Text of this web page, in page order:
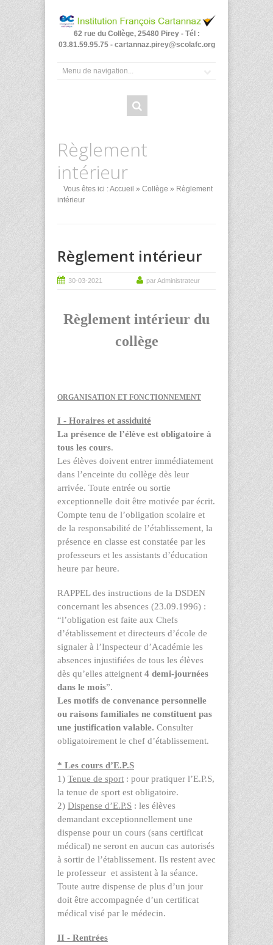
62 rue du Collège, 25480 Pirey - Tél :
03.81.59.95.75 - cartannaz.pirey@scolafc.org
Règlement
intérieur
Vous êtes ici :Accueil » Collège » Règlement
intérieur
Règlement intérieur
30-03-2021 par Administrateur
Règlement intérieur du
collège
ORGANISATION ET FONCTIONNEMENT
I - Horaires et assiduité
La présence de l’élève est obligatoire à
tous les cours.
Les élèves doivent entrer immédiatement
dans l’enceinte du collège dès leur
arrivée. Toute entrée ou sortie
exceptionnelle doit être motivée par écrit.
Compte tenu de l’obligation scolaire et
de la responsabilité de l’établissement, la
présence en classe est constatée par les
professeurs et les assistants d’éducation
heure par heure.
RAPPEL des instructions de la DSDEN
concernant les absences (23.09.1996) :
“l’obligation est faite aux Chefs
d’établissement et directeurs d’école de
signaler à l’Inspecteur d’Académie les
absences injustifiées de tous les élèves
dès qu’elles atteignent 4 demi-journées
dans le mois”.
Les motifs de convenance personnelle
ou raisons familiales ne constituent pas
une justification valable. Consulter
obligatoirement le chef d’établissement.
* Les cours d’E.P.S
1) Tenue de sport : pour pratiquer l’E.P.S,
la tenue de sport est obligatoire.
2) Dispense d’E.P.S : les élèves
demandant exceptionnellement une
dispense pour un cours (sans certificat
médical) ne seront en aucun cas autorisés
à sortir de l’établissement. Ils restent avec
le professeur et assistent à la séance.
Toute autre dispense de plus d’un jour
doit être accompagnée d’un certificat
médical visé par le médecin.
II - Rentrées